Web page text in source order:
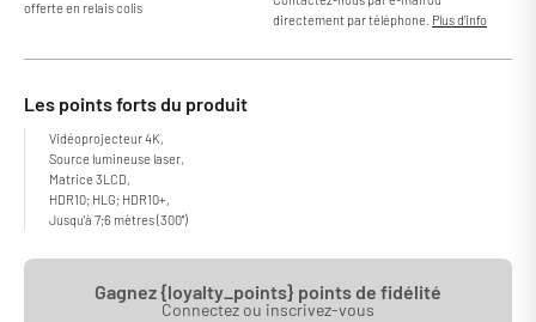
offerte en relais colis
directement par téléphone. Plus d'info
Les points forts du produit
Vidéoprojecteur 4K,
Source lumineuse laser,
Matrice 3LCD,
HDR10; HLG; HDR10+,
Jusqu'à 7;6 mètres (300'')
Gagnez {loyalty_points} points de fidélité
Connectez ou inscrivez-vous